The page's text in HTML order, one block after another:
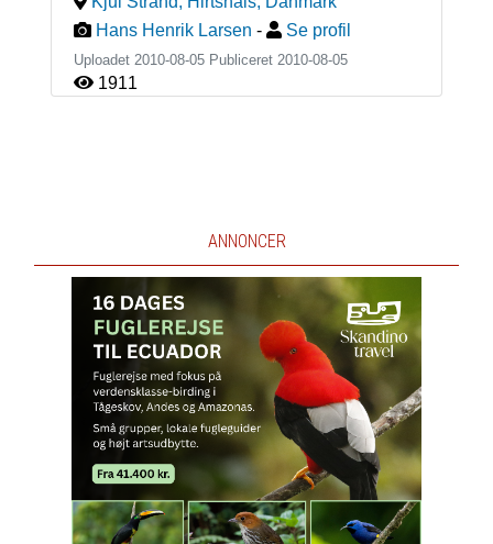
Hans Henrik Larsen - Se profil
Uploadet 2010-08-05 Publiceret 2010-08-05
1911
ANNONCER